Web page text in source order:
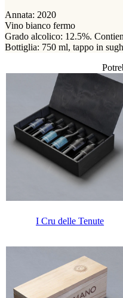
Annata: 2020
Vino bianco fermo
Grado alcolico: 12.5%.
Bottiglia: 750 ml, tappo in
I Cru delle Tenute